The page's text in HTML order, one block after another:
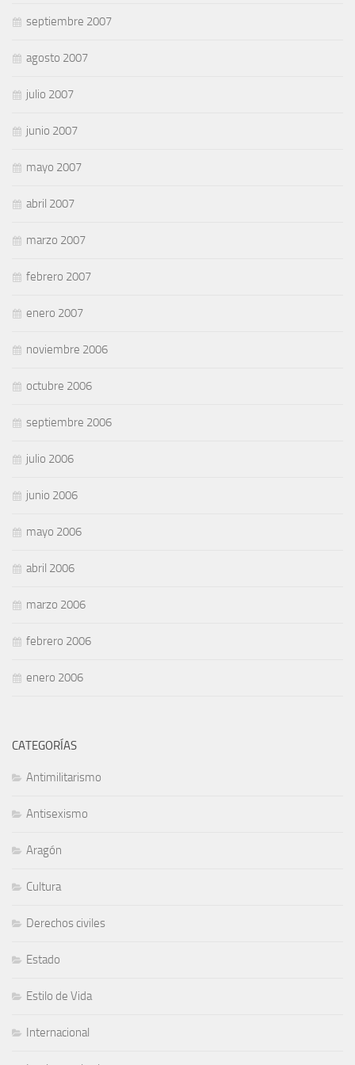
septiembre 2007
agosto 2007
julio 2007
junio 2007
mayo 2007
abril 2007
marzo 2007
febrero 2007
enero 2007
noviembre 2006
octubre 2006
septiembre 2006
julio 2006
junio 2006
mayo 2006
abril 2006
marzo 2006
febrero 2006
enero 2006
CATEGORÍAS
Antimilitarismo
Antisexismo
Aragón
Cultura
Derechos civiles
Estado
Estilo de Vida
Internacional